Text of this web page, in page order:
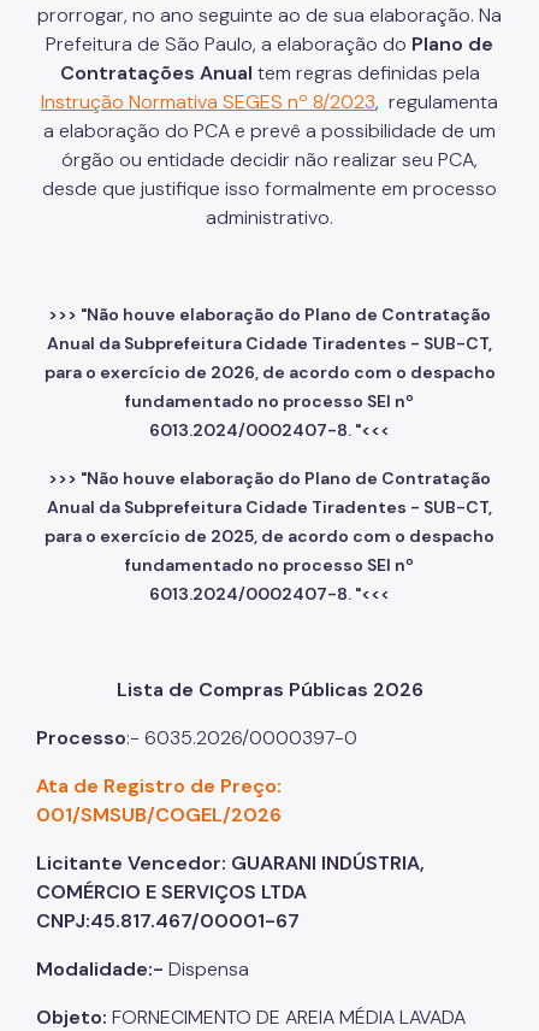
prorrogar, no ano seguinte ao de sua elaboração. Na
Prefeitura de São Paulo, a elaboração do Plano de
Contratações Anual tem regras definidas pela
Instrução Normativa SEGES nº 8/2023, regulamenta
a elaboração do PCA e prevê a possibilidade de um
órgão ou entidade decidir não realizar seu PCA,
desde que justifique isso formalmente em processo
administrativo.
>>> "Não houve elaboração do Plano de Contratação
Anual da Subprefeitura Cidade Tiradentes - SUB-CT,
para o exercício de 2026, de acordo com o despacho
fundamentado no processo SEI nº
6013.2024/0002407-8. "<<<
>>> "Não houve elaboração do Plano de Contratação
Anual da Subprefeitura Cidade Tiradentes - SUB-CT,
para o exercício de 2025, de acordo com o despacho
fundamentado no processo SEI nº
6013.2024/0002407-8. "<<<
Lista de Compras Públicas 2026
Processo:- 6035.2026/0000397-0
Ata de Registro de Preço:
001/SMSUB/COGEL/2026
Licitante Vencedor: GUARANI INDÚSTRIA,
COMÉRCIO E SERVIÇOS LTDA
CNPJ:45.817.467/00001-67
Modalidade:- Dispensa
Objeto: FORNECIMENTO DE AREIA MÉDIA LAVADA